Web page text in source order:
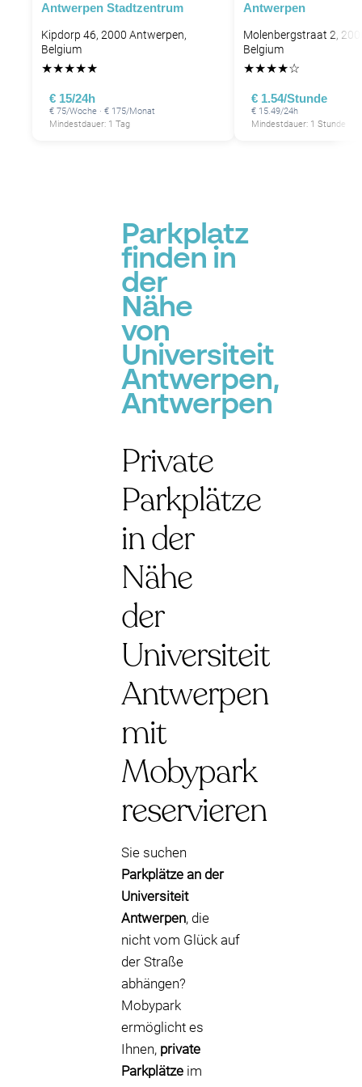
P
Antwerpen Stadtzentrum
Kipdorp 46, 2000 Antwerpen,
Belgium
★★★★★
€ 15/24h
€ 75/Woche · € 175/Monat
Mindestdauer: 1 Tag
Antwerpen
Molenbergstraat 2,
Belgium
★★★★☆
€ 1.54/Stunde
€ 15.49/24h
Mindestdauer: 1 Stunde
Parkplatz
finden in
der
Nähe
von
Universiteit
Antwerpen,
Antwerpen
Private
Parkplätze
in der
Nähe
der
Universiteit
Antwerpen
mit
Mobypark
reservieren
Sie suchen
Parkplätze an der
Universiteit
Antwerpen, die
nicht vom Glück auf
der Straße
abhängen?
Mobypark
ermöglicht es
Ihnen, private
Parkplätze im